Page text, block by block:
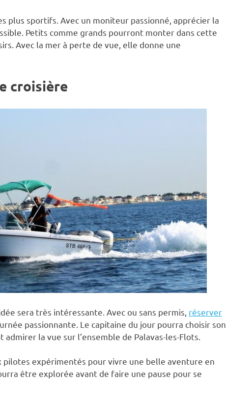
plus sportifs. Avec un moniteur passionné, apprécier la
Petits comme grands pourront monter dans cette
Avec la mer à perte de vue, elle donne une
croisière
sera très intéressante. Avec ou sans permis, réserver
passionnante. Le capitaine du jour pourra choisir son
la vue sur l’ensemble de Palavas-les-Flots.
pilotes expérimentés pour vivre une belle aventure en
être explorée avant de faire une pause pour se